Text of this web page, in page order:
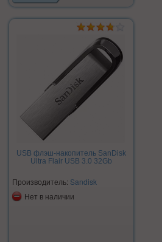
USB флэш-накопитель SanDisk
Ultra Flair USB 3.0 32Gb
Производитель: Sandisk
Нет в наличии